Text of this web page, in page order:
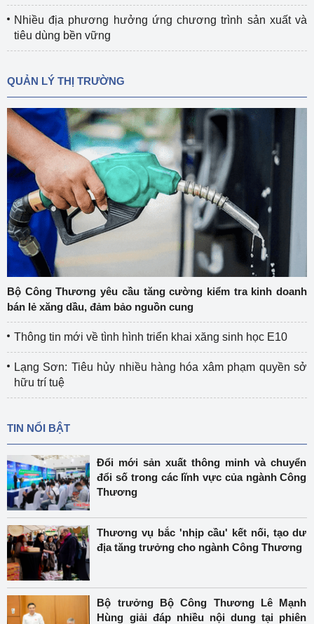
Nhiều địa phương hưởng ứng chương trình sản xuất và
tiêu dùng bền vững
QUẢN LÝ THỊ TRƯỜNG
Bộ Công Thương yêu cầu tăng cường kiểm tra kinh doanh
bán lẻ xăng dầu, đảm bảo nguồn cung
Thông tin mới về tình hình triển khai xăng sinh học E10
Lạng Sơn: Tiêu hủy nhiều hàng hóa xâm phạm quyền sở
hữu trí tuệ
TIN NỔI BẬT
Đổi mới sản xuất thông minh và chuyển
đổi số trong các lĩnh vực của ngành Công
Thương
Thương vụ bắc 'nhịp cầu' kết nối, tạo dư
địa tăng trưởng cho ngành Công Thương
Bộ trưởng Bộ Công Thương Lê Mạnh
Hùng giải đáp nhiều nội dung tại phiên